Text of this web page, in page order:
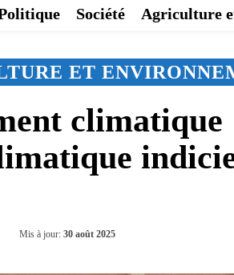
Société Agriculture
ET
climatique
Mis à jour: 30 août 2025